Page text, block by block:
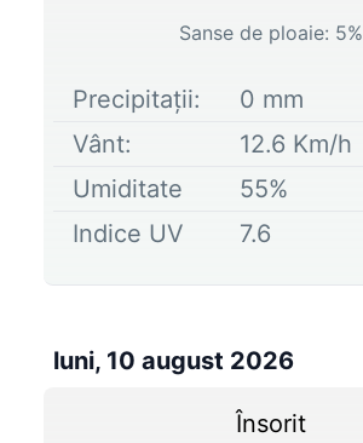
Sanse de ploaie: 5%
Precipitații: 0 mm
Vânt:
12.6 Km/h
Umiditate
55%
Indice UV
7.6
luni, 10 august 2026
Însorit